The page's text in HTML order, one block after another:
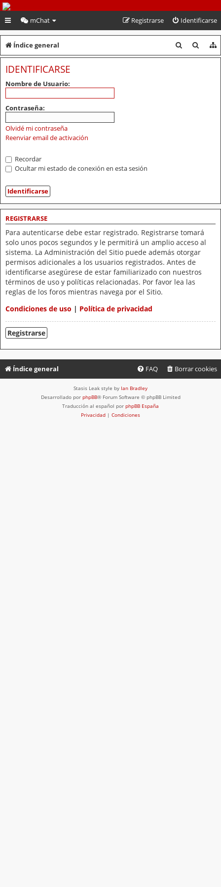
PeruVoley.com
mChat Identificarse
Registrarse
Índice general
u
u
IDENTIFICARSE
Nombre de Usuario:
Contraseña:
Olvidé mi contraseña
Reenviar email de activación
Recordar
Ocultar mi estado de conexión en esta sesión
REGISTRARSE
Para autenticarse debe estar registrado. Registrarse tomará
solo unos pocos segundos y le permitirá un amplio acceso al
sistema. La Administración del Sitio puede además otorgar
permisos adicionales a los usuarios registrados. Antes de
identificarse asegúrese de estar familiarizado con nuestros
términos de uso y políticas relacionadas. Por favor lea las
reglas de los foros mientras navega por el Sitio.
Condiciones de uso | Política de privacidad
Registrarse
Índice general Borrar cookies
FAQ
Stasis Leak style by Ian Bradley
Desarrollado por phpBB® Forum Software © phpBB Limited
Traducción al español por phpBB España
Privacidad | Condiciones